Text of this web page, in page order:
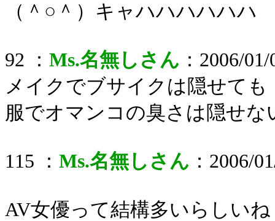
（＾○＾）キャハハハハハハ
92 ： Ms.名無しさん ：2006/
メイクでブサイクは隠せても
服でオマンコの臭さは隠せな
115 ： Ms.名無しさん ：2006/
AV女優って結構多いらしいね